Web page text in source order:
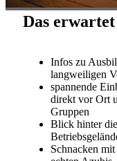
Das
Infos zu
langweiligen
spannende
direkt vor Ort
Gruppen
Blick hinter
Schnacken